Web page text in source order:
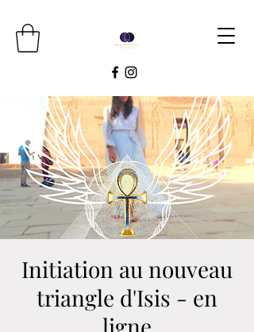
Initiation au nouveau
triangle d'Isis - en
ligne